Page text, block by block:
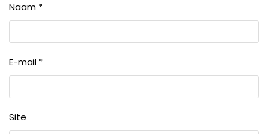
Naam *
E-mail *
Site